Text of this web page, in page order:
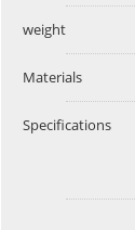
weight
Materials
Specifications